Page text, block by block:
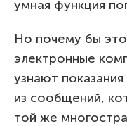
умная функция
Но почему бы
электронные
узнают
из сообщений,
той же